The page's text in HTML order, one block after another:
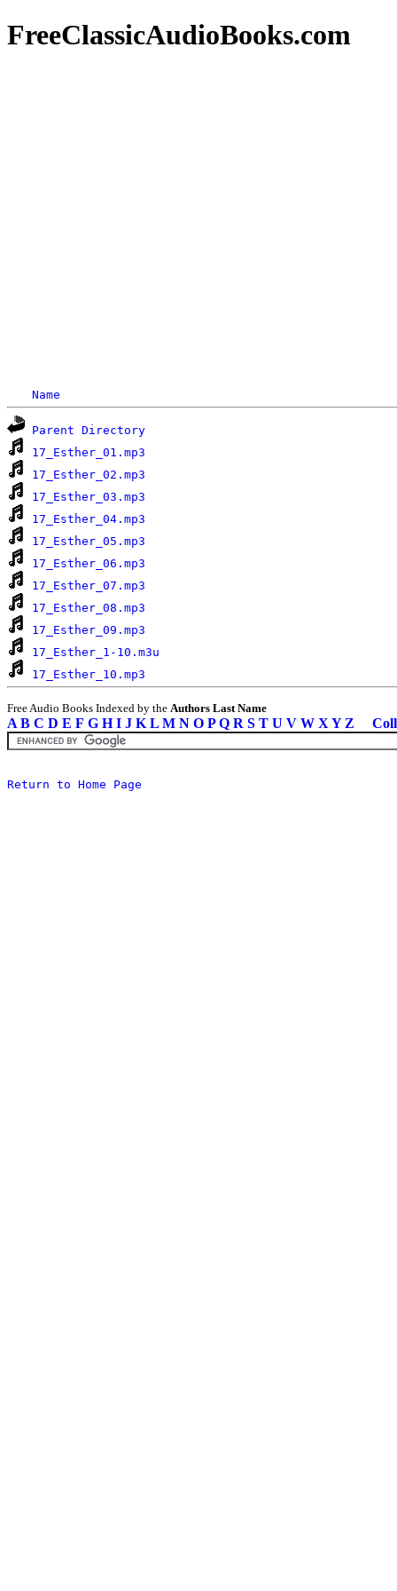
FreeClassicAudioBooks.com
Name
Parent Directory
17_Esther_01.mp3
17_Esther_02.mp3
17_Esther_03.mp3
17_Esther_04.mp3
17_Esther_05.mp3
17_Esther_06.mp3
17_Esther_07.mp3
17_Esther_08.mp3
17_Esther_09.mp3
17_Esther_1-10.m3u
17_Esther_10.mp3
Free Audio Books Indexed by the Authors Last Name
A B C D E F G H I J K L M N O P Q R S T U V W X Y Z
Return to Home Page